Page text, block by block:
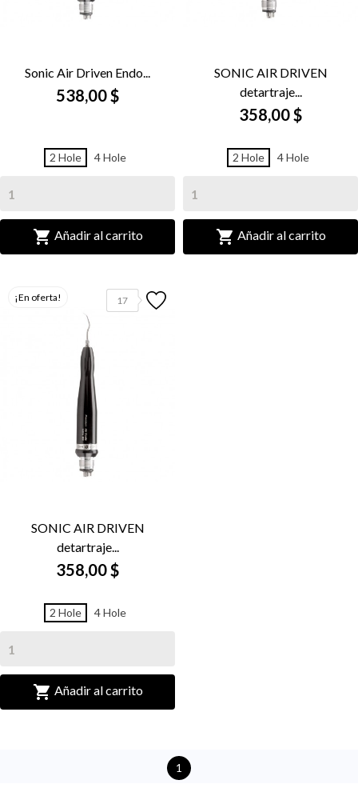
Sonic Air Driven Endo...
538,00 $
2 Hole 4 Hole
 Añadir al carrito
SONIC AIR DRIVEN
detartraje...
358,00 $
2 Hole 4 Hole
 Añadir al carrito
17
¡En oferta!
SONIC AIR DRIVEN
detartraje...
358,00 $
2 Hole 4 Hole
 Añadir al carrito
1